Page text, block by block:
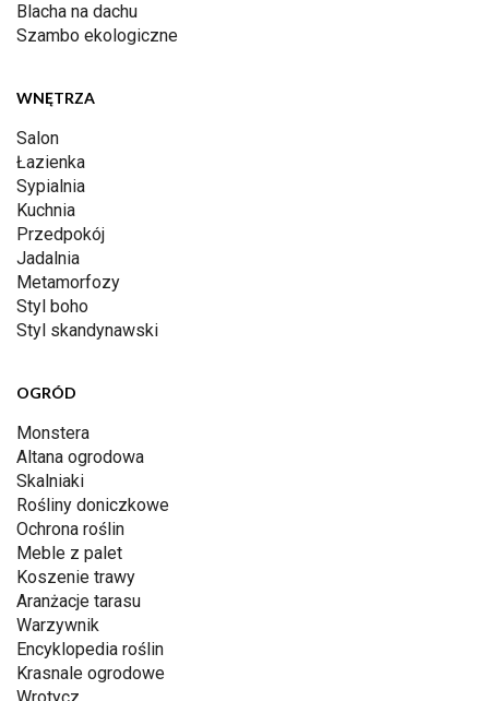
Blacha na dachu
Szambo ekologiczne
WNĘTRZA
Salon
Łazienka
Sypialnia
Kuchnia
Przedpokój
Jadalnia
Metamorfozy
Styl boho
Styl skandynawski
OGRÓD
Monstera
Altana ogrodowa
Skalniaki
Rośliny doniczkowe
Ochrona roślin
Meble z palet
Koszenie trawy
Aranżacje tarasu
Warzywnik
Encyklopedia roślin
Krasnale ogrodowe